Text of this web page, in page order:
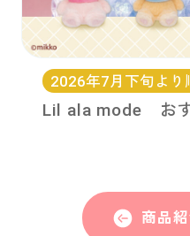
2026年7月下旬より
Lil ala mode お
商品